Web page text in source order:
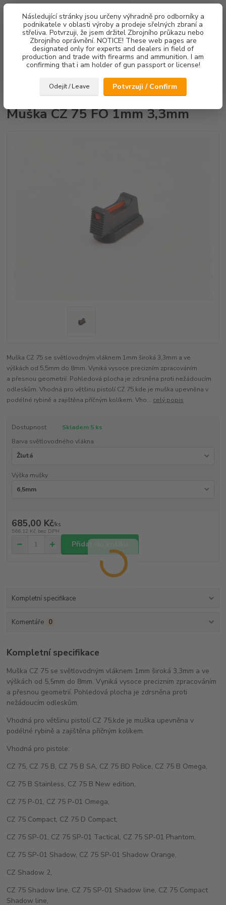
Následující stránky jsou určeny výhradně pro odborníky a
podnikatele v oblasti výroby a prodeje sřelných zbraní a
střeliva. Potvrzuji, že jsem držitel Zbrojního průkazu nebo
Zbrojního oprávnění. NOTICE! These web pages are
designated only for experts and dealers in field of
production and trade with firearms and ammunition. I am
confirming that i am holder of gun passport or license!
Odejít / Leave Potvrzuji / Confirm
Menu
Hledat
za0,00 Kč
Muška CZ 75 FO 1mm 3,3mm
Muška CZ 75 FO 1mm 3,3mm
Muška CZ 75 se světlovodným vláknem 1mm široká 3,3mm a ve
výškách od 5,5mm do 8mm. Vyniká vysoce precizním zpracováním
a přesnou geometrií. Pohledová plocha je zdrsněna proti nežádoucím
odleskům. Vhodná pro většinu pistolí CZ 75,kde je muška upevněna v
podélné rybině a zajištěna příčným kolíkem. Vho... celý popis
Dostupnost
Skladem 5 ks
Barva světlovodného vlákna
Výška mušky
685,00 Kč/ks
566,12 Kč bez DPH
Přidat do košíku
Kompletní specifikace
Komentáře 0
Kompletní specifikace
Muška CZ 75 se světlovodným vláknem 1mm široká 3,3mm a ve
výškách od 5,5mm do 8mm. Vyniká vysoce precizním zpracováním
a přesnou geometrií. Pohledová plocha je zdrsněna proti
nežádoucím odleskům.
Vhodná pro většinu pistolí CZ 75,kde je muška upevněna v
podélné rybině a zajištěna příčným kolíkem.
Vhodná pro pistole:
CZ 75, CZ 75 B, CZ 75 B SA, CZ 75 BD Police, CZ 75 B Omega,
CZ 75 B Stainless, CZ 75 B New edition,
CZ 75 P-01, CZ 75 P-01 Omega,
CZ 75 Compact, CZ 75 D Compact,
CZ 75 SP-01, CZ 75 SP-01 Tactical, CZ 75 SP-01 Phantom,
CZ 75 SP-01 Shadow, CZ 75 SP-01 Shadow Orange,
CZ Shadow 2,
CZ 75 Shadow line, CZ 75 SP-01 Shadow line, CZ 75 Compact
Shadow line,